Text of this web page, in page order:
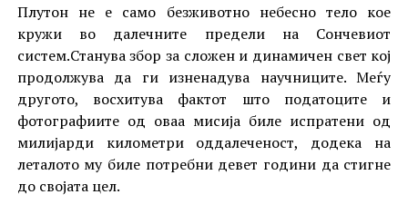
Плутон не е само безживотно небесно тело кое
кружи во далечните предели на Сончевиот
систем.Станува збор за сложен и динамичен свет кој
продолжува да ги изненадува научниците. Меѓу
другото, восхитува фактот што податоците и
фотографиите од оваа мисија биле испратени од
милијарди километри оддалеченост, додека на
леталото му биле потребни девет години да стигне
до својата цел.